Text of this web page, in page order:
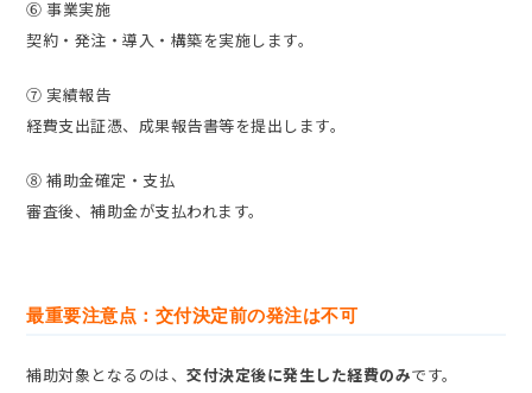
⑥ 事業実施
契約・発注・導入・構築を実施します。
⑦ 実績報告
経費支出証憑、成果報告書等を提出します。
⑧ 補助金確定・支払
審査後、補助金が支払われます。
最重要注意点：交付決定前の発注は不可
補助対象となるのは、交付決定後に発生した経費のみです。